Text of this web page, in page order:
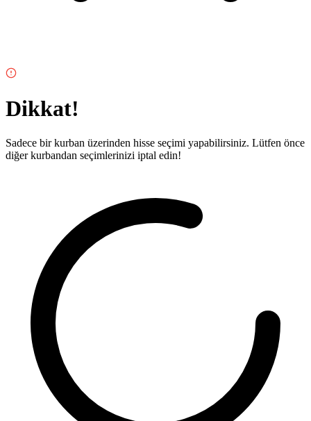
Dikkat!
Sadece bir kurban üzerinden hisse seçimi yapabilirsiniz. Lütfen önce
diğer kurbandan seçimlerinizi iptal edin!